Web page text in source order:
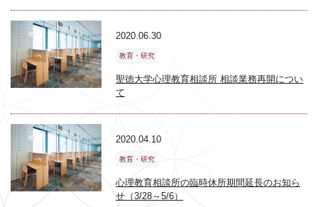
2020.06.30
教育・研究
聖徳大学心理教育相談所 相談業務再開につい
て
2020.04.10
教育・研究
心理教育相談所の臨時休所期間延長のお知ら
せ（3/28～5/6）